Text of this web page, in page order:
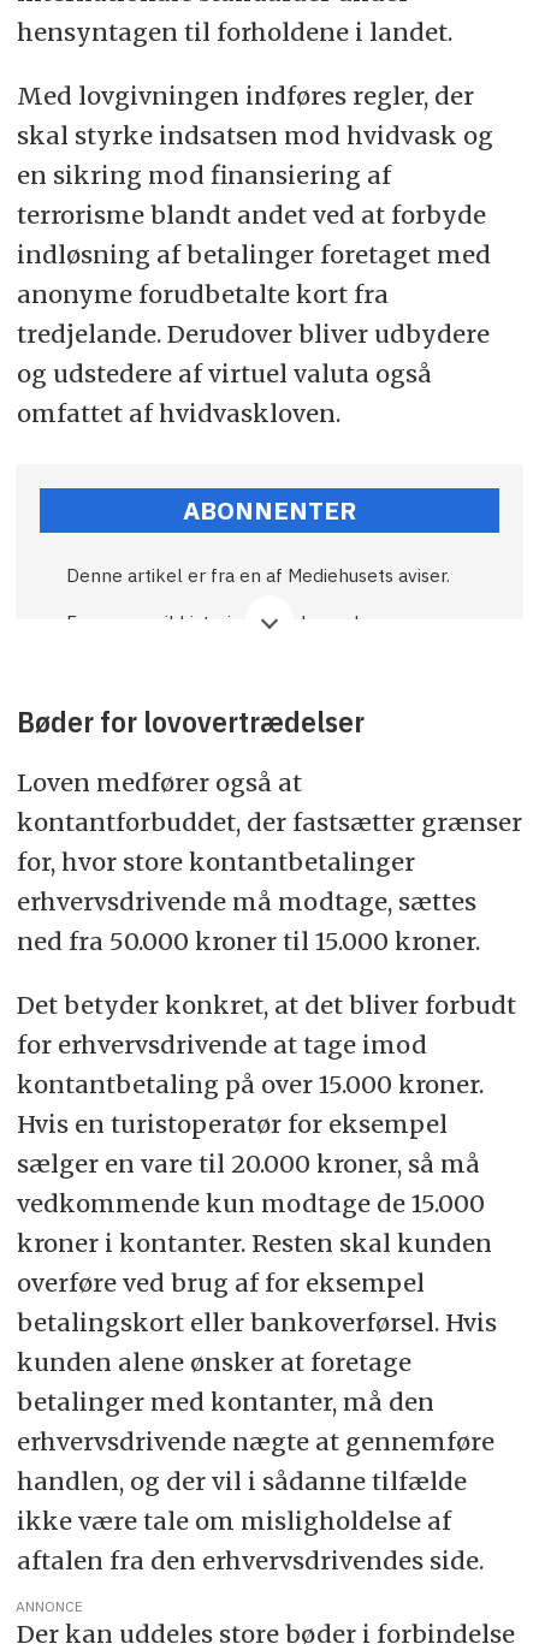
hensyntagen til forholdene i landet.
Med lovgivningen indføres regler, der
skal styrke indsatsen mod hvidvask og
en sikring mod finansiering af
terrorisme blandt andet ved at forbyde
indløsning af betalinger foretaget med
anonyme forudbetalte kort fra
tredjelande. Derudover bliver udbydere
og udstedere af virtuel valuta også
omfattet af hvidvaskloven.
ABONNENTER
Denne artikel er fra en af Mediehusets aviser.
Fremover vil historier som denne kræve
Bøder for lovovertrædelser
Loven medfører også at
kontantforbuddet, der fastsætter grænser
for, hvor store kontantbetalinger
erhvervsdrivende må modtage, sættes
ned fra 50.000 kroner til 15.000 kroner.
Det betyder konkret, at det bliver forbudt
for erhvervsdrivende at tage imod
kontantbetaling på over 15.000 kroner.
Hvis en turistoperatør for eksempel
sælger en vare til 20.000 kroner, så må
vedkommende kun modtage de 15.000
kroner i kontanter. Resten skal kunden
overføre ved brug af for eksempel
betalingskort eller bankoverførsel. Hvis
kunden alene ønsker at foretage
betalinger med kontanter, må den
erhvervsdrivende nægte at gennemføre
handlen, og der vil i sådanne tilfælde
ikke være tale om misligholdelse af
aftalen fra den erhvervsdrivendes side.
ANNONCE
Der kan uddeles store bøder i forbindelse